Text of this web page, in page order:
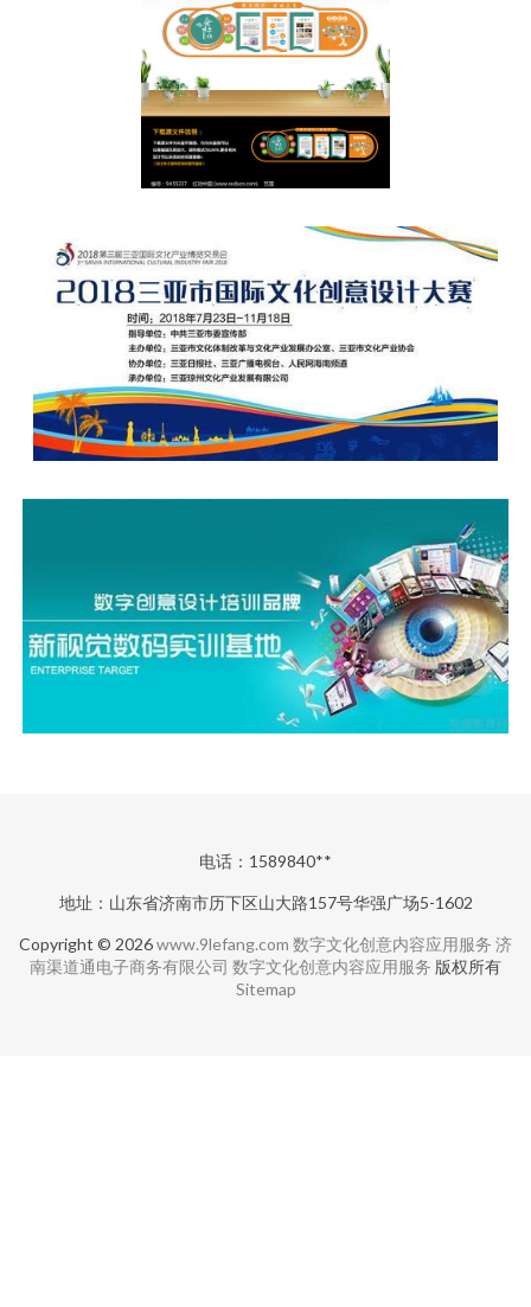
电话：1589840**
地址：山东省济南市历下区山大路157号华强广场5-1602
Copyright © 2026www.9lefang.com 数字文化创意内容应用服务 济
南渠道通电子商务有限公司 数字文化创意内容应用服务 版权所有
Sitemap